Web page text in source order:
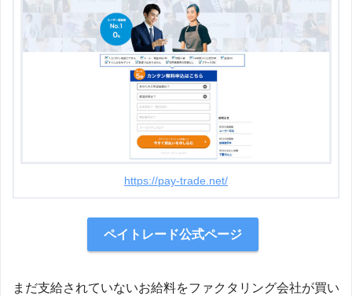
https://pay-trade.net/
ペイトレード公式ページ
まだ支給されていないお給料をファクタリング会社が買い